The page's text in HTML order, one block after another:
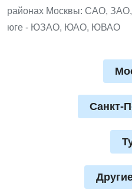
районах Москвы: САО,
юге - ЮЗАО, ЮАО, ЮВАО
Санкт-